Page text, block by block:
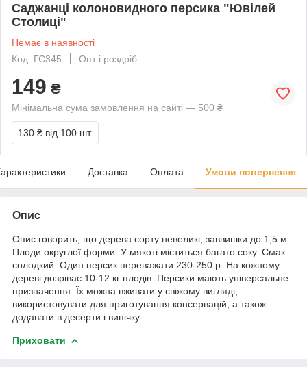
Саджанці колоновидного персика "Ювілей
Столиці"
Немає в наявності
Код: ГС345
Опт і роздріб
149 ₴
Мінімальна сума замовлення на сайті — 500 ₴
130 ₴ від 100 шт.
Доставка Оплата Умови повернення
Опис
Опис говорить, що дерева сорту невеликі, заввишки до 1,5 м.
Плоди округлої форми. У мякоті міститься багато соку. Смак
солодкий. Один персик переважати 230-250 р. На кожному
дереві дозріває 10-12 кг плодів. Персики мають універсальне
призначення. Їх можна вживати у свіжому вигляді,
використовувати для приготування консервацій, а також
додавати в десерти і випічку.
Приховати